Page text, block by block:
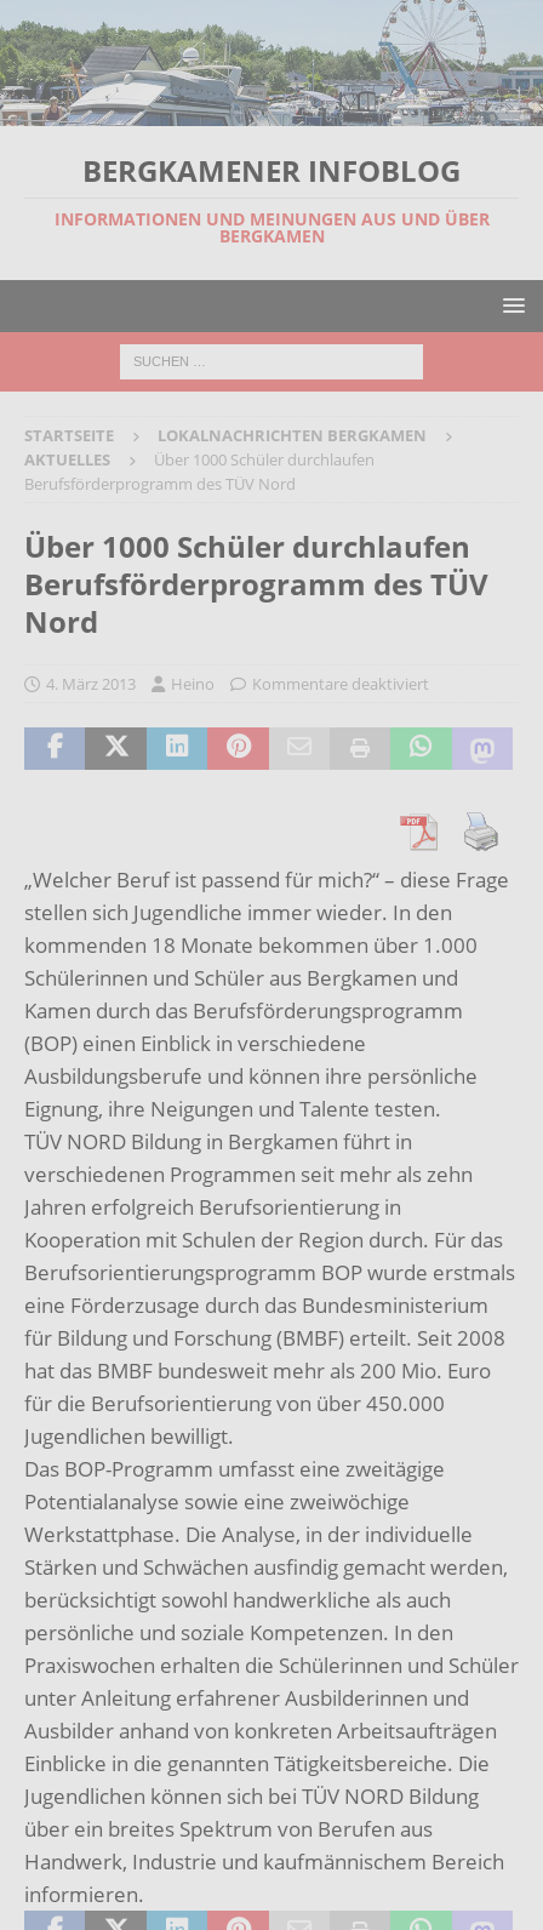
BERGKAMENER INFOBLOG
INFORMATIONEN UND MEINUNGEN AUS UND ÜBER
BERGKAMEN
STARTSEITE
LOKALNACHRICHTEN BERGKAMEN
AKTUELLES
Über 1000 Schüler durchlaufen
Berufsförderprogramm des TÜV Nord
Über 1000 Schüler durchlaufen
Berufsförderprogramm des TÜV
Nord
4. März 2013 Heino Kommentare deaktiviert
„Welcher Beruf ist passend für mich?“ – diese Frage
stellen sich Jugendliche immer wieder. In den
kommenden 18 Monate bekommen über 1.000
Schülerinnen und Schüler aus Bergkamen und
Kamen durch das Berufsförderungsprogramm
(BOP) einen Einblick in verschiedene
Ausbildungsberufe und können ihre persönliche
Eignung, ihre Neigungen und Talente testen.
TÜV NORD Bildung in Bergkamen führt in
verschiedenen Programmen seit mehr als zehn
Jahren erfolgreich Berufsorientierung in
Kooperation mit Schulen der Region durch. Für das
Berufsorientierungsprogramm BOP wurde erstmals
eine Förderzusage durch das Bundesministerium
für Bildung und Forschung (BMBF) erteilt. Seit 2008
hat das BMBF bundesweit mehr als 200 Mio. Euro
für die Berufsorientierung von über 450.000
Jugendlichen bewilligt.
Das BOP-Programm umfasst eine zweitägige
Potentialanalyse sowie eine zweiwöchige
Werkstattphase. Die Analyse, in der individuelle
Stärken und Schwächen ausfindig gemacht werden,
berücksichtigt sowohl handwerkliche als auch
persönliche und soziale Kompetenzen. In den
Praxiswochen erhalten die Schülerinnen und Schüler
unter Anleitung erfahrener Ausbilderinnen und
Ausbilder anhand von konkreten Arbeitsaufträgen
Einblicke in die genannten Tätigkeitsbereiche. Die
Jugendlichen können sich bei TÜV NORD Bildung
über ein breites Spektrum von Berufen aus
Handwerk, Industrie und kaufmännischem Bereich
informieren.